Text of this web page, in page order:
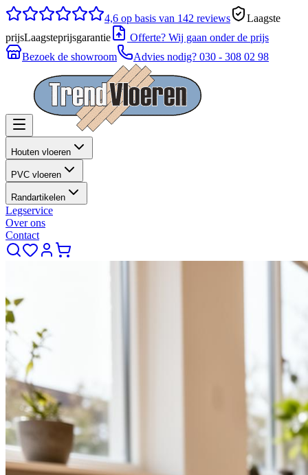
4,6 op basis van 142 reviews
Laagste
prijsLaagsteprijsgarantie
Offerte? Wij gaan onder de prijs
Bezoek de showroom
Advies nodig? 030 - 308 02 98
Houten vloeren
PVC vloeren
Randartikelen
Legservice
Over ons
Contact